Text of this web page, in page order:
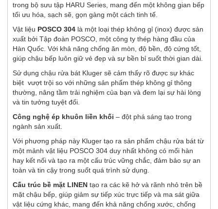
trong bộ sưu tập HARU Series, mang đến một không gian bếp
tối ưu hóa, sạch sẽ, gọn gàng một cách tinh tế.
Vật liệu POSCO 304 là một loại thép không gỉ (inox) được sản
xuất bởi Tập đoàn POSCO, một công ty thép hàng đầu của
Hàn Quốc. Với khả năng chống ăn mòn, độ bền, độ cứng tốt,
giúp chậu bếp luôn giữ vẻ đẹp và sự bền bỉ suốt thời gian dài.
Sử dụng chậu rửa bát Kluger sẽ cảm thấy rõ được sự khác
biệt vượt trội so với những sản phẩm thép không gỉ thông
thường, nâng tầm trải nghiệm của bạn và đem lại sự hài lòng
và tin tưởng tuyệt đối.
Công nghệ ép khuôn liền khối – đột phá sáng tạo trong
ngành sản xuất.
Với phương pháp này Kluger tạo ra sản phẩm chậu rửa bát từ
một mảnh vật liệu POSCO 304 duy nhất không có mối hàn
hay kết nối và tạo ra một cấu trúc vững chắc, đảm bảo sự an
toàn và tin cậy trong suốt quá trình sử dụng.
Cấu trúc bề mặt LINEN tạo ra các kẽ hở và rãnh nhỏ trên bề
mặt chậu bếp, giúp giảm sự tiếp xúc trực tiếp và ma sát giữa
vật liệu cứng khác, mang đến khả năng chống xước, chống